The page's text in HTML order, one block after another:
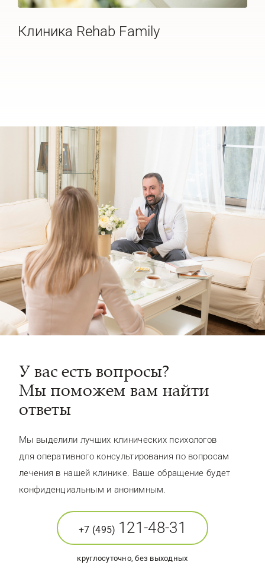
Клиника Rehab Family
У вас есть вопросы?
Мы поможем вам найти
ответы
Мы выделили лучших клинических психологов
для оперативного консультирования по вопросам
лечения в нашей клинике. Ваше обращение будет
конфиденциальным и анонимным.
+7 (495) 121-48-31
круглосуточно, без выходных